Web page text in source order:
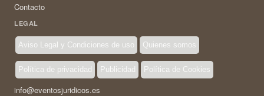
Contacto
LEGAL
Aviso Legal y Condiciones de uso Quienes somos
Política de privacidad Publicidad Política de Cookies
info@eventosjuridicos.es